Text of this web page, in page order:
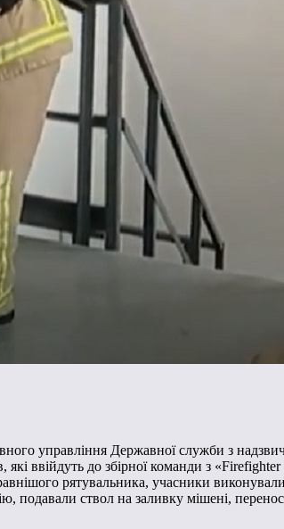
управління Державної служби з
які ввійдуть до збірної команди з
рятувальника, учасники
подавали ствол на заливку мішені,